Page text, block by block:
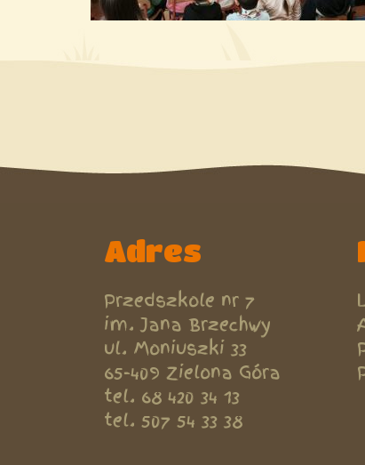
Adres
Przedszkole nr 7
im. Jana Brzechwy
ul. Moniuszki 33
65-409 Zielona Góra
tel. 68 420 34 13
tel. 507 54 33 38